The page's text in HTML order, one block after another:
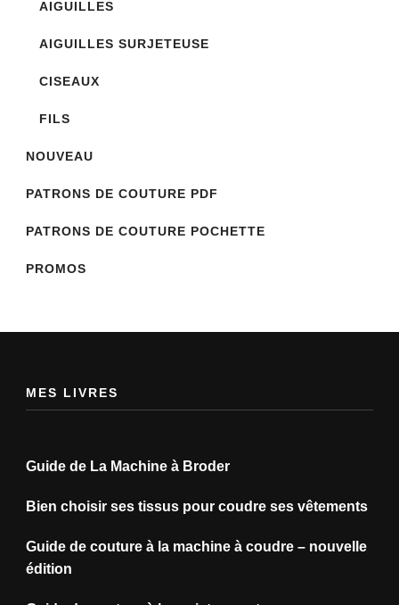
AIGUILLES
AIGUILLES SURJETEUSE
CISEAUX
FILS
NOUVEAU
PATRONS DE COUTURE PDF
PATRONS DE COUTURE POCHETTE
PROMOS
MES LIVRES
Guide de La Machine à Broder
Bien choisir ses tissus pour coudre ses vêtements
Guide de couture à la machine à coudre – nouvelle
édition